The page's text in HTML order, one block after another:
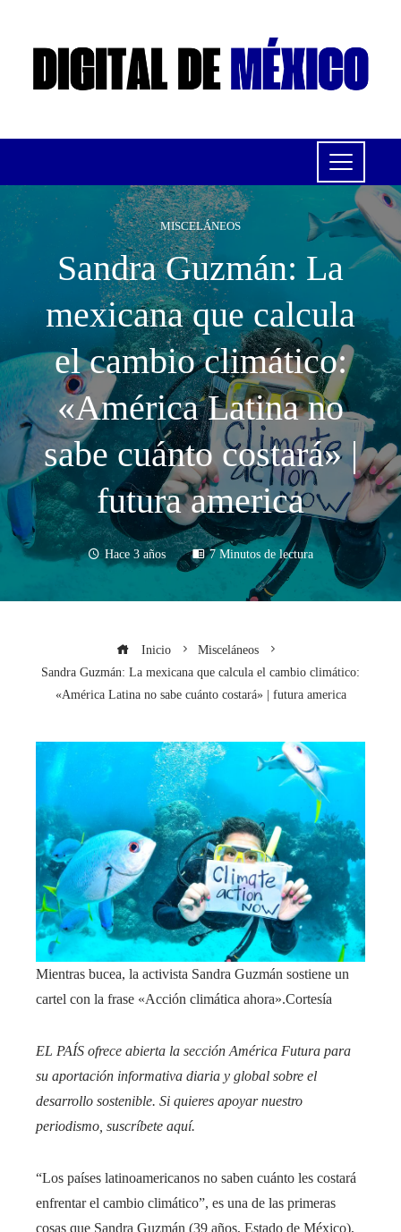
MISCELÁNEOS
Sandra Guzmán: La
mexicana que calcula
el cambio climático:
«América Latina no
sabe cuánto costará» |
futura america
Hace 3 años 7 Minutos de lectura
Inicio
Misceláneos
Sandra Guzmán: La mexicana que calcula el cambio climático:
«América Latina no sabe cuánto costará» | futura america
Mientras bucea, la activista Sandra Guzmán sostiene un
cartel con la frase «Acción climática ahora».Cortesía
EL PAÍS ofrece abierta la sección América Futura para
su aportación informativa diaria y global sobre el
desarrollo sostenible. Si quieres apoyar nuestro
periodismo, suscríbete aquí.
“Los países latinoamericanos no saben cuánto les costará
enfrentar el cambio climático”, es una de las primeras
cosas que Sandra Guzmán (39 años, Estado de México),